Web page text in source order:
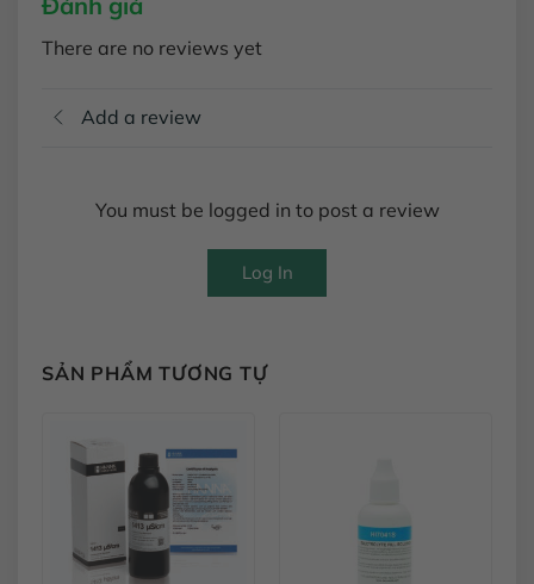
There are no reviews yet
Add a review
You must be logged in to post a review
Log In
SẢN PHẨM TƯƠNG TỰ